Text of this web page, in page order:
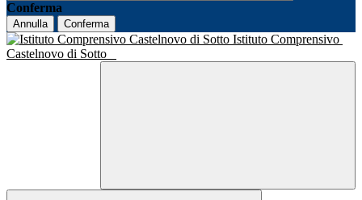
Conferma
Annulla Conferma
Istituto Comprensivo
Castelnovo di Sotto